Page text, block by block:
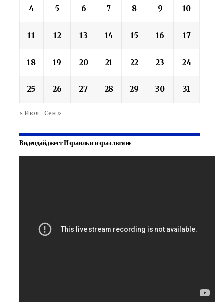
4 5 6 7 8 9 10
11 12 13 14 15 16 17
18 19 20 21 22 23 24
25 26 27 28 29 30 31
« Июл Сен »
Видеодайджест Израиль и израильтяне